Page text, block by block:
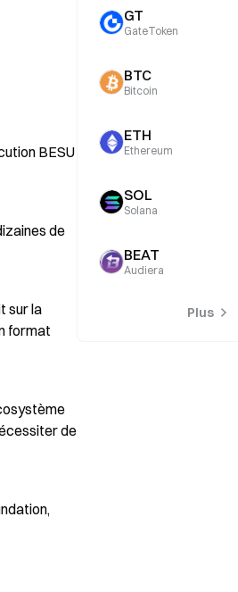
BESU
de
sur la
format
de
l’attention
GT
GateToken
BTC
Bitcoin
ETH
Ethereum
SOL
Solana
BEAT
Audiera
Plus